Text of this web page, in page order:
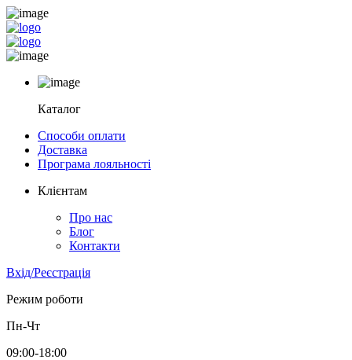
Каталог
Способи оплати
Доставка
Програма лояльності
Клієнтам
Про нас
Блог
Контакти
Вхід/Реєстрація
Режим роботи
Пн-Чт
09:00-18:00